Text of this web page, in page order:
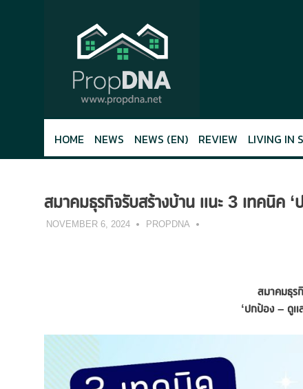
HOME NEWS NEWS (EN) REVIEW LIVING IN
สมาคมธุรกิจรับสร้างบ้าน แนะ 3 เทคนิค
NOVEMBER 6, 2024 PROPDNA
สมาคมธุร
‘ปกป้อง – ดูแ